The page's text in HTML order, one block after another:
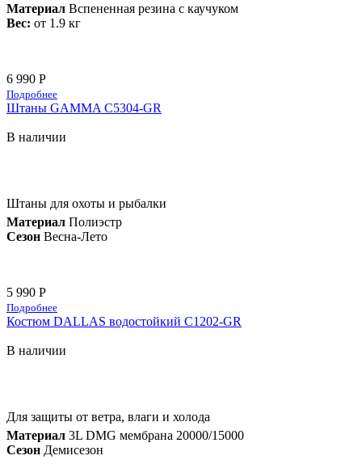
Материал Вспененная резина с каучуком
Вес: от 1.9 кг
6 990 Р
Подробнее
Штаны GAMMA C5304-GR
В наличии
Штаны для охоты и рыбалки
Материал Полиэстр
Сезон Весна-Лето
5 990 Р
Подробнее
Костюм DALLAS водостойкий C1202-GR
В наличии
Для защиты от ветра, влаги и холода
Материал 3L DMG мембрана 20000/15000
Сезон Демисезон